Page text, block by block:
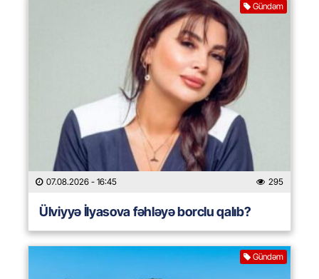
Gündəm
07.08.2026 - 16:45 295
Ülviyyə İlyasova fəhləyə borclu qalıb?
Gündəm